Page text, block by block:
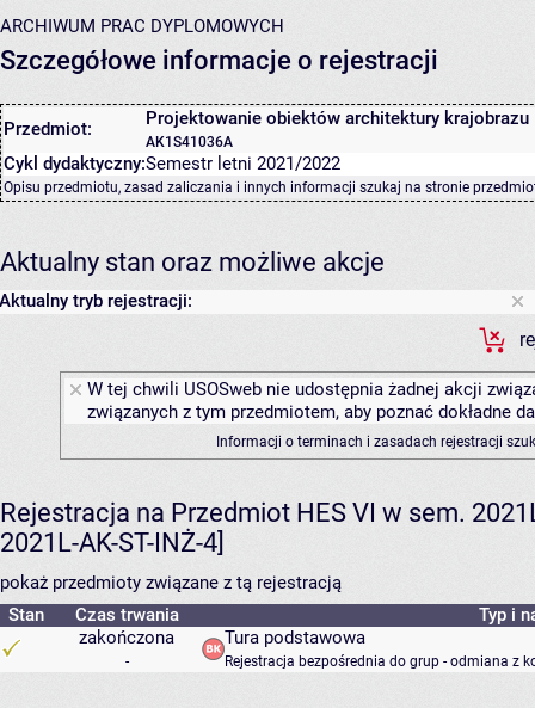
ARCHIWUM PRAC DYPLOMOWYCH
Szczegółowe informacje o rejestracji
Przedmiot: Projektowanie obiektów architektury krajobrazu
AK1S41036A
Cykl dydaktyczny:Semestr letni 2021/2022
Opisu przedmiotu, zasad zaliczania i innych informacji szukaj na stronie
Aktualny stan oraz możliwe akcje
Aktualny tryb rejestracji:
W tej chwili USOSweb nie udostępnia żadnej akcji
związanych z tym przedmiotem, aby poznać dokładne
Informacji o terminach i zasadach rejestracji
Rejestracja na Przedmiot HES VI w sem.
2021L-AK-ST-INŻ-4]
pokaż przedmioty związane z tą rejestracją
Stan
Czas trwania
Typ i
zakończona
-
Tura podstawowa
Rejestracja bezpośrednia do grup - odmiana z